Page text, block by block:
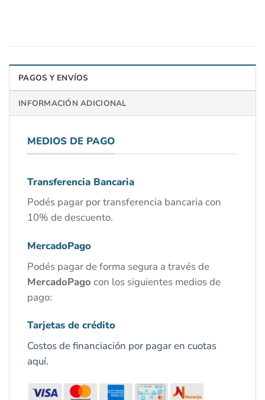
PAGOS Y ENVÍOS
INFORMACIÓN ADICIONAL
MEDIOS DE PAGO
Transferencia Bancaria
Podés pagar por transferencia bancaria con
10% de descuento.
MercadoPago
Podés pagar de forma segura a través de
MercadoPago con los siguientes medios de
pago:
Tarjetas de crédito
Costos de financiación por pagar en cuotas
aquí.